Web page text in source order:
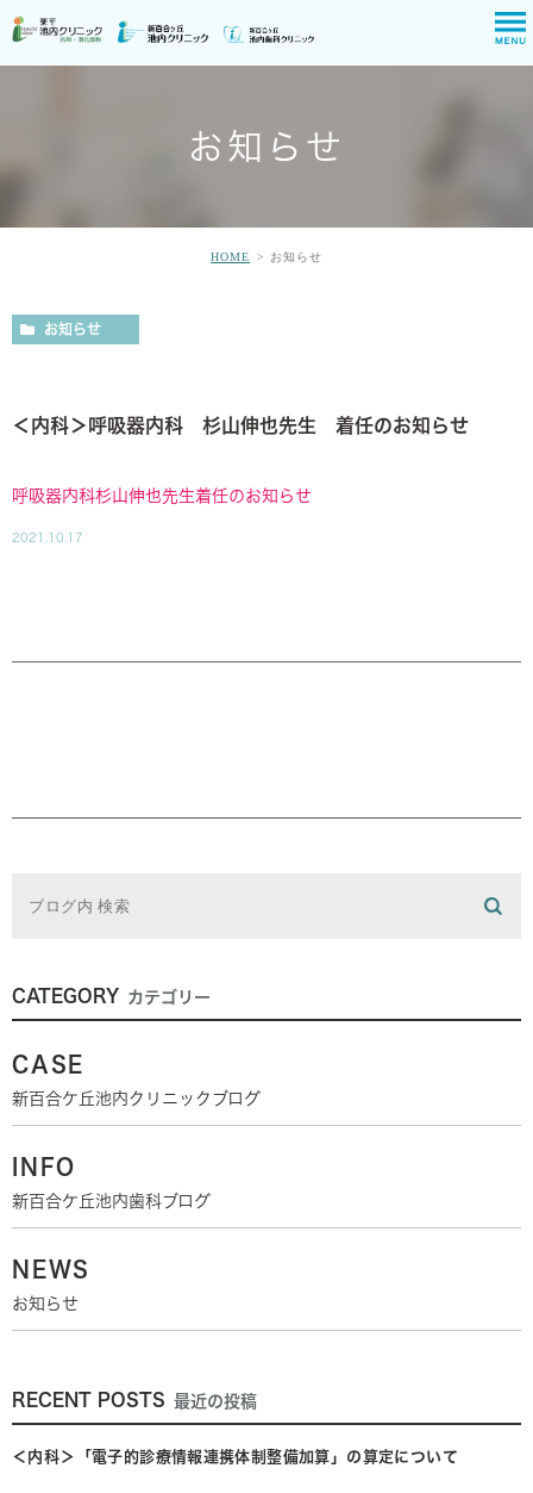
お知らせ
HOME お知らせ
お知らせ
＜内科＞呼吸器内科 杉山伸也先生 着任のお知らせ
呼吸器内科杉山伸也先生着任のお知らせ
2021.10.17
CATEGORY カテゴリー
CASE
新百合ケ丘池内クリニックブログ
INFO
新百合ケ丘池内歯科ブログ
NEWS
お知らせ
RECENT POSTS 最近の投稿
＜内科＞「電子的診療情報連携体制整備加算」の算定について